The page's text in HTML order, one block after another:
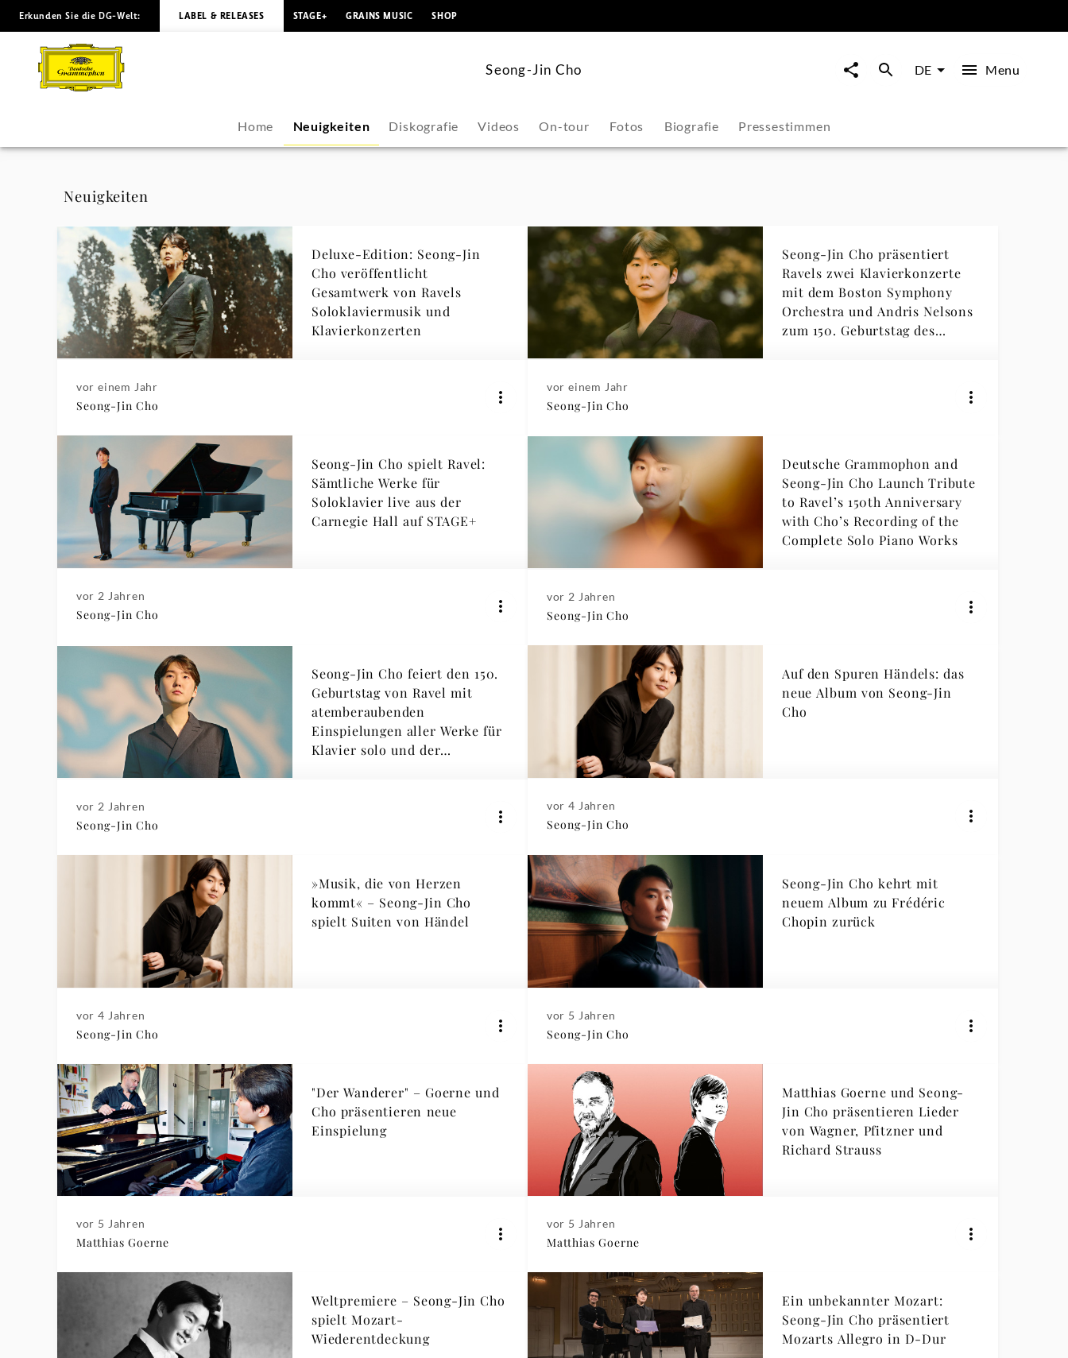
Seong-
-
Neuigkeiten
Deutsche
Grammophon
Erkunden Sie die DG-Welt: LABEL & RELEASES STAGE+ GRAINS MUSIC SHOP
Seong-Jin Cho DE Menu
Home Neuigkeiten Diskografie Videos On-tour Fotos Biografie Pressestimmen
Neuigkeiten
Deluxe-Edition: Seong-Jin
Cho veröffentlicht
Gesamtwerk von Ravels
Soloklaviermusik und
Klavierkonzerten
vor einem Jahr
Seong-Jin Cho
Seong-Jin Cho präsentiert
Ravels zwei Klavierkonzerte
mit dem Boston Symphony
Orchestra und Andris Nelsons
zum 150. Geburtstag des
vor einem Jahr
Seong-Jin Cho
Seong-Jin Cho spielt Ravel:
Sämtliche Werke für
Soloklavier live aus der
Carnegie Hall auf STAGE+
vor 2 Jahren
Seong-Jin Cho
Deutsche Grammophon and
Seong-Jin Cho Launch Tribute
to Ravel’s 150th Anniversary
with Cho’s Recording of the
Complete Solo Piano Works
vor 2 Jahren
Seong-Jin Cho
Seong-Jin Cho feiert den 150.
Geburtstag von Ravel mit
atemberaubenden
Einspielungen aller Werke für
Klavier solo und der
vor 2 Jahren
Seong-Jin Cho
Auf den Spuren Händels: das
neue Album von Seong-Jin
Cho
vor 4 Jahren
Seong-Jin Cho
»Musik, die von Herzen
kommt« – Seong-Jin Cho
spielt Suiten von Händel
vor 4 Jahren
Seong-Jin Cho
Seong-Jin Cho kehrt mit
neuem Album zu Frédéric
Chopin zurück
vor 5 Jahren
Seong-Jin Cho
"Der Wanderer" – Goerne und
Cho präsentieren neue
Einspielung
vor 5 Jahren
Matthias Goerne
Matthias Goerne und Seong-
Jin Cho präsentieren Lieder
von Wagner, Pfitzner und
Richard Strauss
vor 5 Jahren
Matthias Goerne
Weltpremiere – Seong-Jin Cho
spielt Mozart-
Wiederentdeckung
Ein unbekannter Mozart:
Seong-Jin Cho präsentiert
Mozarts Allegro in D-Dur